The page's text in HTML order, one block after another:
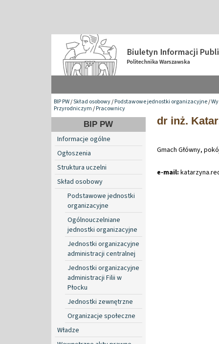
BIP PW/Skład osobowy/Podstawowe jednostki organizacyjne/
Przyrodniczym/Pracownicy
BIP PW
Informacje ogólne
Ogłoszenia
Struktura uczelni
Skład osobowy
Podstawowe jednostki
organizacyjne
Ogólnouczelniane
jednostki organizacyjne
Jednostki organizacyjne
administracji centralnej
Jednostki organizacyjne
administracji Filii w
Płocku
Jednostki zewnętrzne
Organizacje społeczne
Władze
dr inż.
Gmach Główny,
e-mail: katarzyna.